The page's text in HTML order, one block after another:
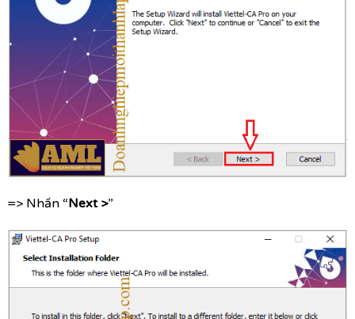
=> Nhấn “Next >”